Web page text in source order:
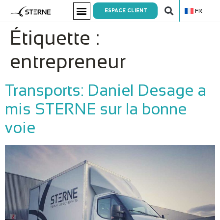
ESPACE CLIENT FR
Étiquette :
entrepreneur
Transports: Daniel Desage a
mis STERNE sur la bonne
voie